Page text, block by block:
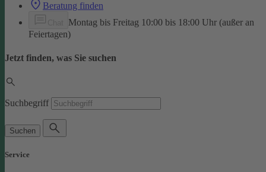
Beratung finden
Montag bis Freitag 10:00 bis 18:00 Uhr (außer an
Feiertagen)
Jetzt finden, was Sie suchen
Suchbegriff
Suchen
Service